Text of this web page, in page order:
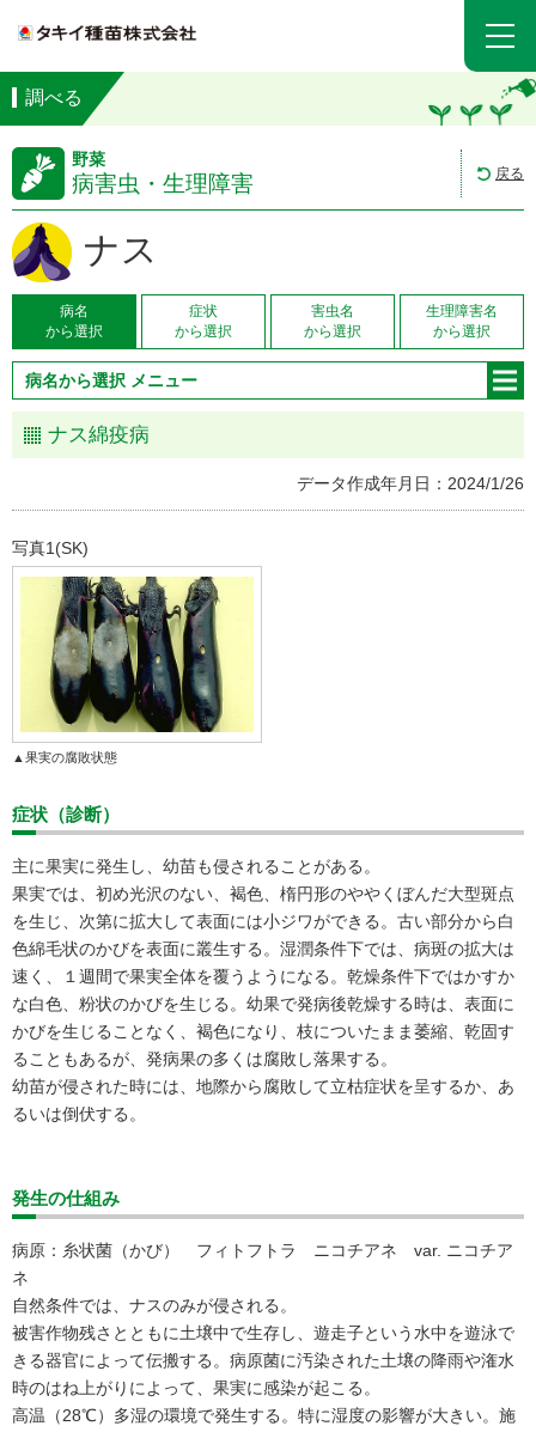
調べる
野菜
病害虫・生理障害 戻る
ナス
病名
から選択
症状
から選択
害虫名
から選択
生理障害名
から選択
病名から選択 メニュー
ナス綿疫病
データ作成年月日：2024/1/26
写真1(SK)
▲果実の腐敗状態
症状（診断）
主に果実に発生し、幼苗も侵されることがある。
果実では、初め光沢のない、褐色、楕円形のややくぼんだ大型斑点
を生じ、次第に拡大して表面には小ジワができる。古い部分から白
色綿毛状のかびを表面に叢生する。湿潤条件下では、病斑の拡大は
速く、１週間で果実全体を覆うようになる。乾燥条件下ではかすか
な白色、粉状のかびを生じる。幼果で発病後乾燥する時は、表面に
かびを生じることなく、褐色になり、枝についたまま萎縮、乾固す
ることもあるが、発病果の多くは腐敗し落果する。
幼苗が侵された時には、地際から腐敗して立枯症状を呈するか、あ
るいは倒伏する。
発生の仕組み
病原：糸状菌（かび） フィトフトラ ニコチアネ var. ニコチア
ネ
自然条件では、ナスのみが侵される。
被害作物残さとともに土壌中で生存し、遊走子という水中を遊泳で
きる器官によって伝搬する。病原菌に汚染された土壌の降雨や潅水
時のはね上がりによって、果実に感染が起こる。
高温（28℃）多湿の環境で発生する。特に湿度の影響が大きい。施